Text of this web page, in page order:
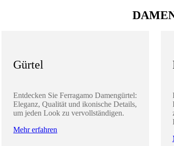
Gürtel
Entdecken Sie Ferragamo Damengürtel:
Eleganz, Qualität und ikonische Details,
um jeden Look zu vervollständigen.
Mehr erfahren